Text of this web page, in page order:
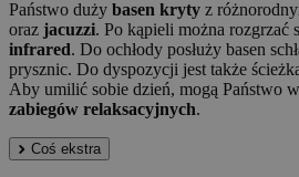
Państwo duży basen kryty z
oraz jacuzzi. Po kąpieli można rozgrzać
infrared. Do ochłody posłuży basen
prysznic. Do dyspozycji jest także
Aby umilić sobie dzień, mogą Państwo
zabiegów relaksacyjnych.
Coś ekstra